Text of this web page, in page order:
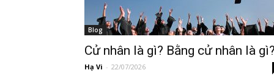
Blog
Cử nhân là gì? Bằng cử nhân là gì?
Hạ Vi - 22/07/2026